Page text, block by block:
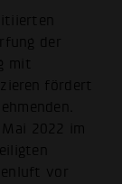
der
mit
fördert
2022 im
vor